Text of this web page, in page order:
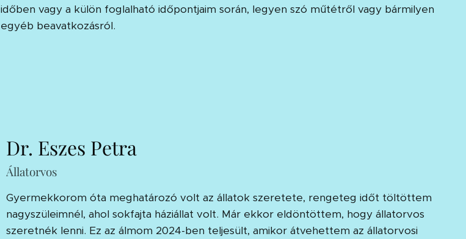
időben vagy a külön foglalható időpontjaim során, legyen szó műtétről vagy bármilyen
egyéb beavatkozásról.
Dr. Eszes Petra
Állatorvos
Gyermekkorom óta meghatározó volt az állatok szeretete, rengeteg időt töltöttem
nagyszüleimnél, ahol sokfajta háziállat volt. Már ekkor eldöntöttem, hogy állatorvos
szeretnék lenni. Ez az álmom 2024-ben teljesült, amikor átvehettem az állatorvosi